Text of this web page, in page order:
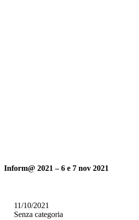
Inform@ 2021 – 6 e 7 nov 2021
11/10/2021
Senza categoria